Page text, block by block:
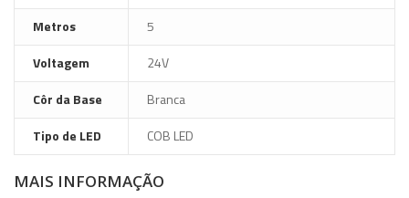
Metros
5
Voltagem
24V
Côr da Base
Branca
Tipo de LED
COB LED
MAIS INFORMAÇÃO